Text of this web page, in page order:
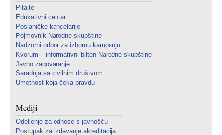
Pitajte
Edukativni centar
Poslaničke kancelarije
Pojmovnik Narodne skupštine
Nadzorni odbor za izbornu kampanju
Kvorum – informativni bilten Narodne skupštine
Javno zagovaranje
Saradnja sa civilnim društvom
Umetnost koja čeka pravdu
Mediji
Odeljenje za odnose s javnošću
Postupak za izdavanje akreditacija